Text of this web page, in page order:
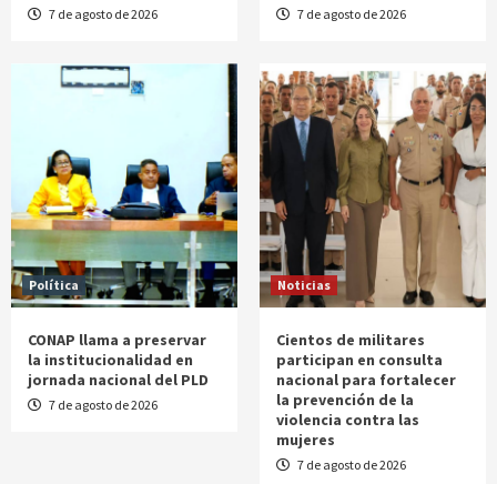
7 de agosto de 2026 7 de agosto de 2026
Política
CONAP llama a preservar
la institucionalidad en
jornada nacional del PLD
7 de agosto de 2026
Noticias
Cientos de militares
participan en consulta
nacional para fortalecer
la prevención de la
violencia contra las
mujeres
7 de agosto de 2026